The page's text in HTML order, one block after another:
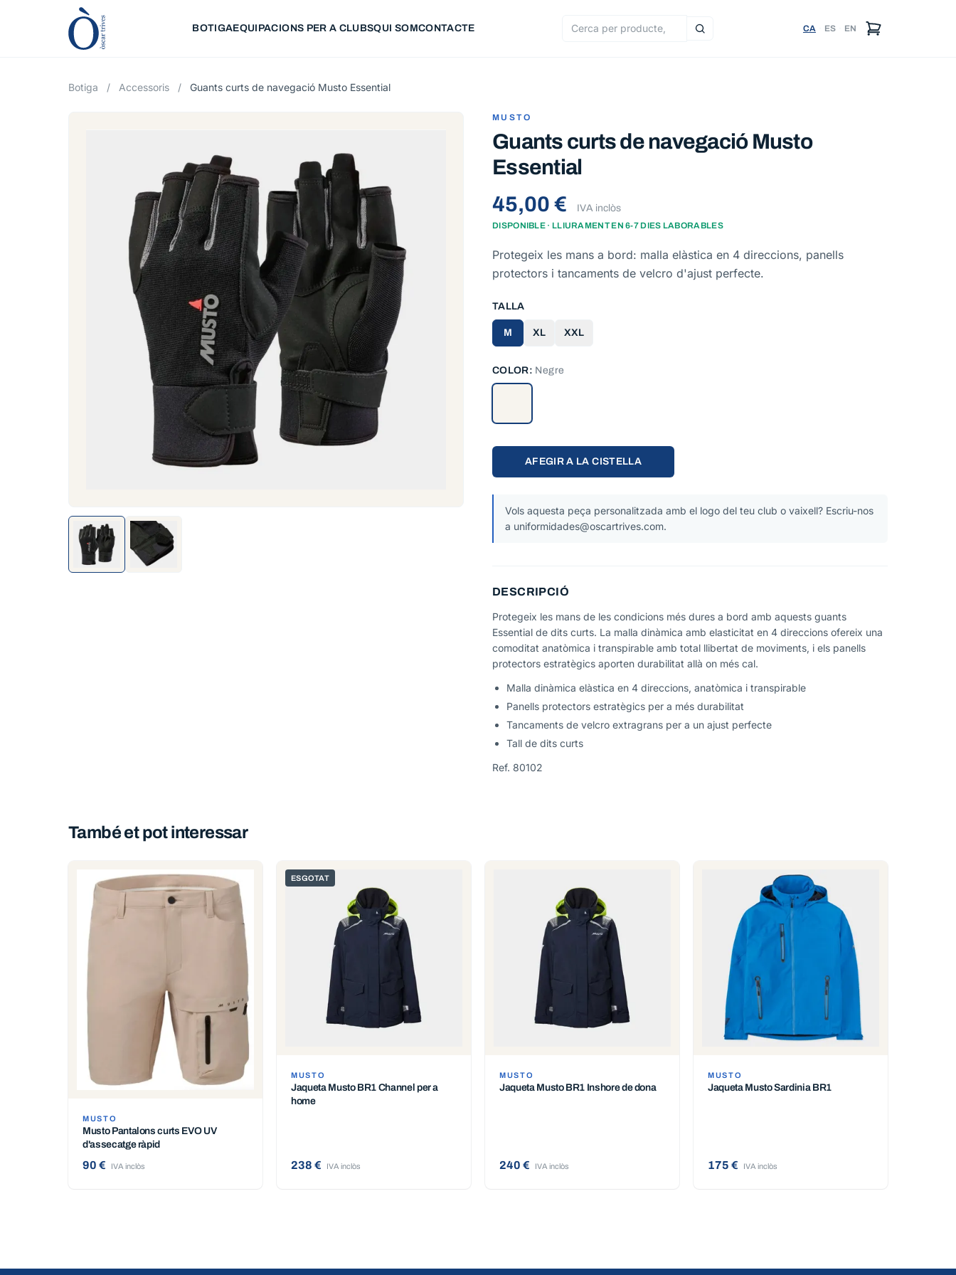
BOTIGAEQUIPACIONS PER A CLUBSQUI SOMCONTACTE
Cerca productes
CA ES EN
Botiga / Accessoris / Guants curts de navegació Musto Essential
MUSTO
Guants curts de navegació Musto
Essential
45,00 €
IVA inclòs
DISPONIBLE · LLIURAMENT EN 6-7 DIES LABORABLES
Protegeix les mans a bord: malla elàstica en 4 direccions, panells
protectors i tancaments de velcro d'ajust perfecte.
TALLA
M XL XXL
COLOR: Negre
AFEGIR A LA CISTELLA
Vols aquesta peça personalitzada amb el logo del teu club o vaixell? Escriu-nos
a uniformidades@oscartrives.com.
DESCRIPCIÓ
Protegeix les mans de les condicions més dures a bord amb aquests guants
Essential de dits curts. La malla dinàmica amb elasticitat en 4 direccions ofereix una
comoditat anatòmica i transpirable amb total llibertat de moviments, i els panells
protectors estratègics aporten durabilitat allà on més cal.
Malla dinàmica elàstica en 4 direccions, anatòmica i transpirable
Panells protectors estratègics per a més durabilitat
Tancaments de velcro extragrans per a un ajust perfecte
Tall de dits curts
Ref. 80102
També et pot interessar
MUSTO
Musto Pantalons curts EVO UV
d'assecatge ràpid
90 € IVA inclòs
ESGOTAT
MUSTO
Jaqueta Musto BR1 Channel per a
home
238 € IVA inclòs
MUSTO
Jaqueta Musto BR1 Inshore de dona
240 € IVA inclòs
MUSTO
Jaqueta Musto Sardinia BR1
175 € IVA inclòs